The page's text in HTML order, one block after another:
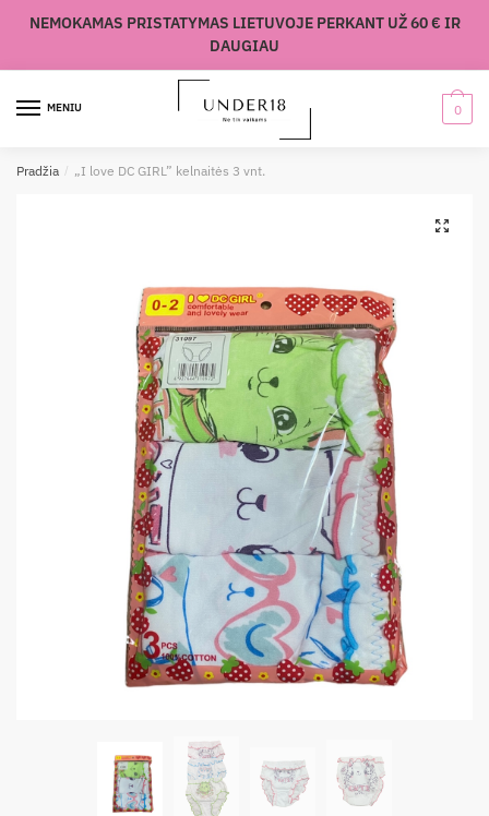
NEMOKAMAS PRISTATYMAS LIETUVOJE PERKANT UŽ 60 € IR
DAUGIAU
MENIU 0
Pradžia / „I love DC GIRL” kelnaitės 3 vnt.
🔍